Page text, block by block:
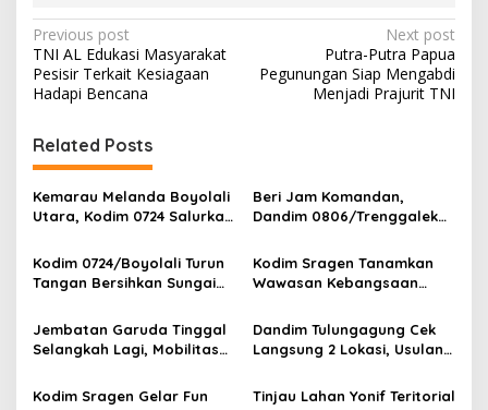
P
o
s
t
n
a
v
i
g
t
Previous post
TNI AL Edukasi Masyarakat
Pesisir Terkait Kesiagaan
Hadapi Bencana
Next post
Putra-Putra Papua
Pegunungan Siap Mengabdi
Menjadi Prajurit TNI
Related Posts
Kemarau Melanda Boyolali
Utara, Kodim 0724 Salurkan
Beri Jam Komandan,
Dandim 0806/Trenggalek
Kodim 0724/Boyolali Turun
Tangan Bersihkan Sungai
Kodim Sragen Tanamkan
Wawasan Kebangsaan
Pelajar Tentang Hal Ini
Jembatan Garuda Tinggal
Selangkah Lagi, Mobilitas
Pulih
Dandim Tulungagung Cek
Langsung 2 Lokasi, Usulan
Disiapkan Berdasarkan
Kodim Sragen Gelar Fun
Tinjau Lahan Yonif Teritorial